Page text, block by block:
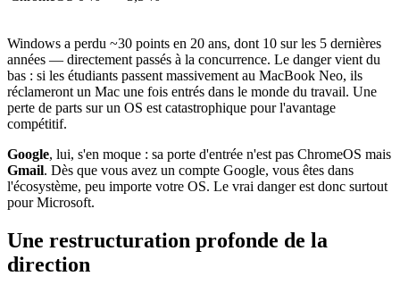
Windows a perdu ~30 points en 20 ans, dont 10 sur les 5 dernières
années — directement passés à la concurrence. Le danger vient du
bas : si les étudiants passent massivement au MacBook Neo, ils
réclameront un Mac une fois entrés dans le monde du travail. Une
perte de parts sur un OS est catastrophique pour l'avantage
compétitif.
Google, lui, s'en moque : sa porte d'entrée n'est pas ChromeOS mais
Gmail. Dès que vous avez un compte Google, vous êtes dans
l'écosystème, peu importe votre OS. Le vrai danger est donc surtout
pour Microsoft.
Une restructuration profonde de la
direction